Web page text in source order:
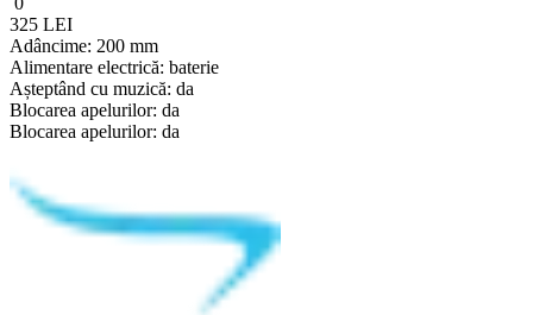
325 LEI
Adâncime: 200 mm
Alimentare electrică: baterie
Așteptând cu muzică: da
Blocarea apelurilor: da
Blocarea apelurilor: da